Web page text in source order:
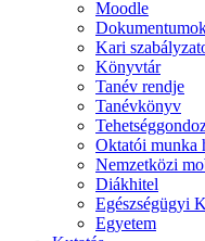
Moodle
Kari
Könyvtár
Tanév rendje
Tanévkönyv
Oktatói munka
Nemzetközi
Diákhitel
Egészségügyi
Egyetem